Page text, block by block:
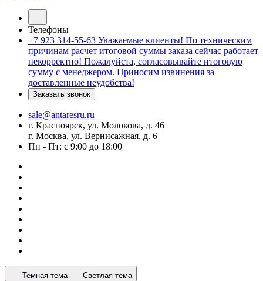
Телефоны
+7 923 314-55-63 Уважаемые клиенты! По техническим
причинам расчет итоговой суммы заказа сейчас работает
некорректно! Пожалуйста, согласовывайте итоговую
сумму с менеджером. Приносим извинения за
доставленные неудобства!
Заказать звонок
sale@antaresru.ru
г. Красноярск, ул. Молокова, д. 46
г. Москва, ул. Вернисажная, д. 6
Пн - Пт: с 9:00 до 18:00
Темная тема Светлая тема